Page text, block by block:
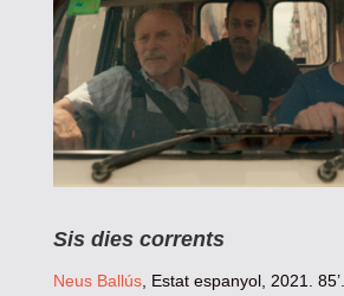
Sis dies corrents
Neus Ballús, Estat espanyol, 2021. 85’.